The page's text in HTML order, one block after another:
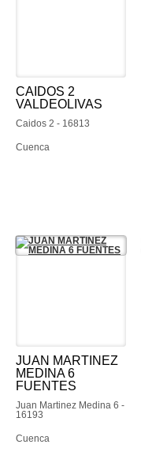
CAIDOS 2
VALDEOLIVAS
Caidos 2 - 16813
Cuenca
JUAN MARTINEZ
MEDINA 6
FUENTES
Juan Martinez Medina 6 -
16193
Cuenca